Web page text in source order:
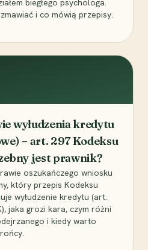
biegłego psychologa.
i co mówią przepisy.
wyłudzenia kredytu
– art. 297 Kodeksu
jest prawnik?
oszukańczego wniosku
który przepis Kodeksu
wyłudzenie kredytu (art.
jaka grozi kara, czym różni
i kiedy warto